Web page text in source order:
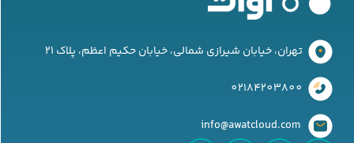
تهران، خیابان شیرازی شمالی، خیابان حکیم اعظم، پلاک 21
02184203800